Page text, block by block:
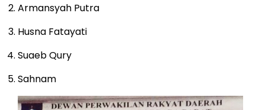
Armansyah Putra
Husna Fatayati
Suaeb Qury
Sahnam